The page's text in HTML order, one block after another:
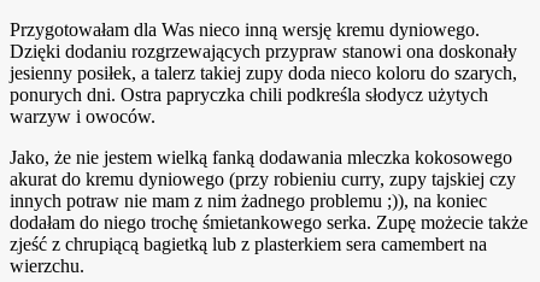
Przygotowałam dla Was nieco inną wersję kremu dyniowego.
Dzięki dodaniu rozgrzewających przypraw stanowi ona doskonały
jesienny posiłek, a talerz takiej zupy doda nieco koloru do szarych,
ponurych dni. Ostra papryczka chili podkreśla słodycz użytych
warzyw i owoców.
Jako, że nie jestem wielką fanką dodawania mleczka kokosowego
akurat do kremu dyniowego (przy robieniu curry, zupy tajskiej czy
innych potraw nie mam z nim żadnego problemu ;)), na koniec
dodałam do niego trochę śmietankowego serka. Zupę możecie także
zjeść z chrupiącą bagietką lub z plasterkiem sera camembert na
wierzchu.